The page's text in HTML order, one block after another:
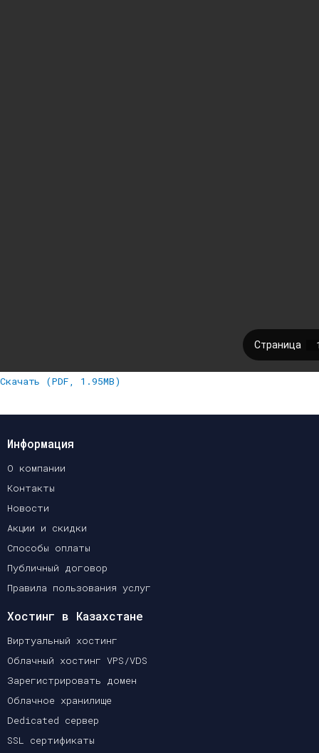
Скачать (PDF, 1.95MB)
Информация
О компании
Контакты
Новости
Акции и скидки
Способы оплаты
Публичный договор
Правила пользования услуг
Хостинг в Казахстане
Виртуальный хостинг
Облачный хостинг VPS/VDS
Зарегистрировать домен
Облачное хранилище
Dedicated сервер
SSL сертификаты